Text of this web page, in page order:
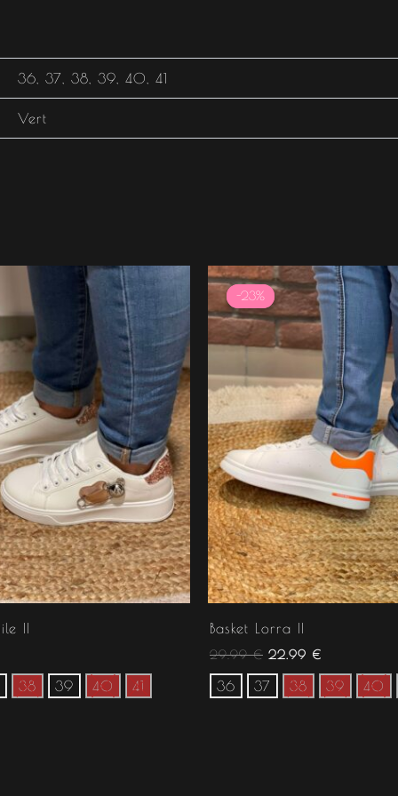
36 ,37 ,38 ,39 ,40 ,41
Vert
II
38 39 40 41
-23%
-23%
Basket Lorra II
29.99€
prix
initial
était :
29.99 €.
22.99 €
Le
prix
actuel
est :
22.99 €.
36 37 38 39 40